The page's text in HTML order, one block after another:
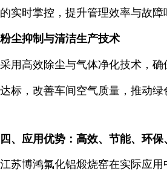
的实时掌控，提升管理效率与故障
粉尘抑制与清洁生产技术
采用高效除尘与气体净化技术，
达标，改善车间空气质量，推动绿
四、应用优势：高效、节能、环
江苏博鸿氟化铝煅烧窑在实际应